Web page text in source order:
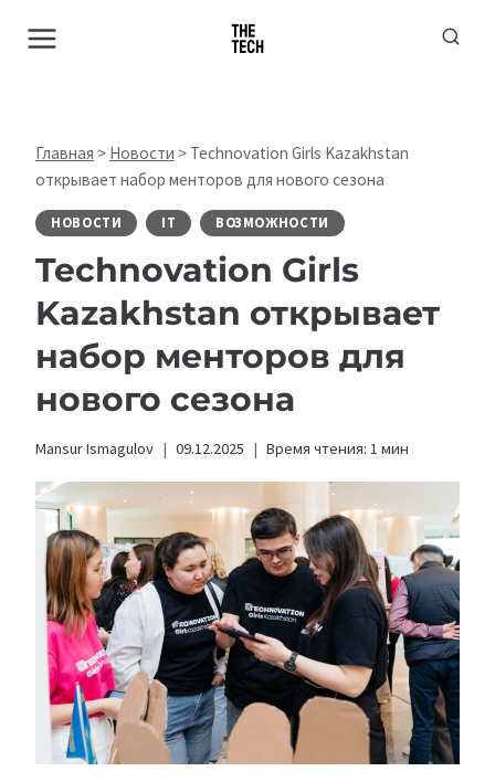
Главная > Новости > Technovation Girls Kazakhstan
открывает набор менторов для нового сезона
НОВОСТИ IT ВОЗМОЖНОСТИ
Technovation Girls
Kazakhstan открывает
набор менторов для
нового сезона
Mansur Ismagulov 09.12.2025 Время чтения: 1 мин